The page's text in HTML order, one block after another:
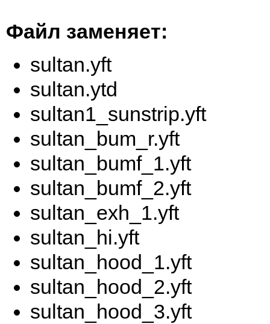
Файл заменяет:
sultan.yft
sultan.ytd
sultan1_sunstrip.yft
sultan_bum_r.yft
sultan_bumf_1.yft
sultan_bumf_2.yft
sultan_exh_1.yft
sultan_hi.yft
sultan_hood_1.yft
sultan_hood_2.yft
sultan_hood_3.yft